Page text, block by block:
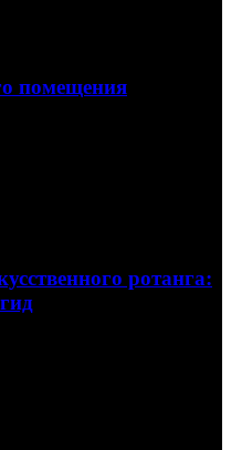
помещения
ротанга: